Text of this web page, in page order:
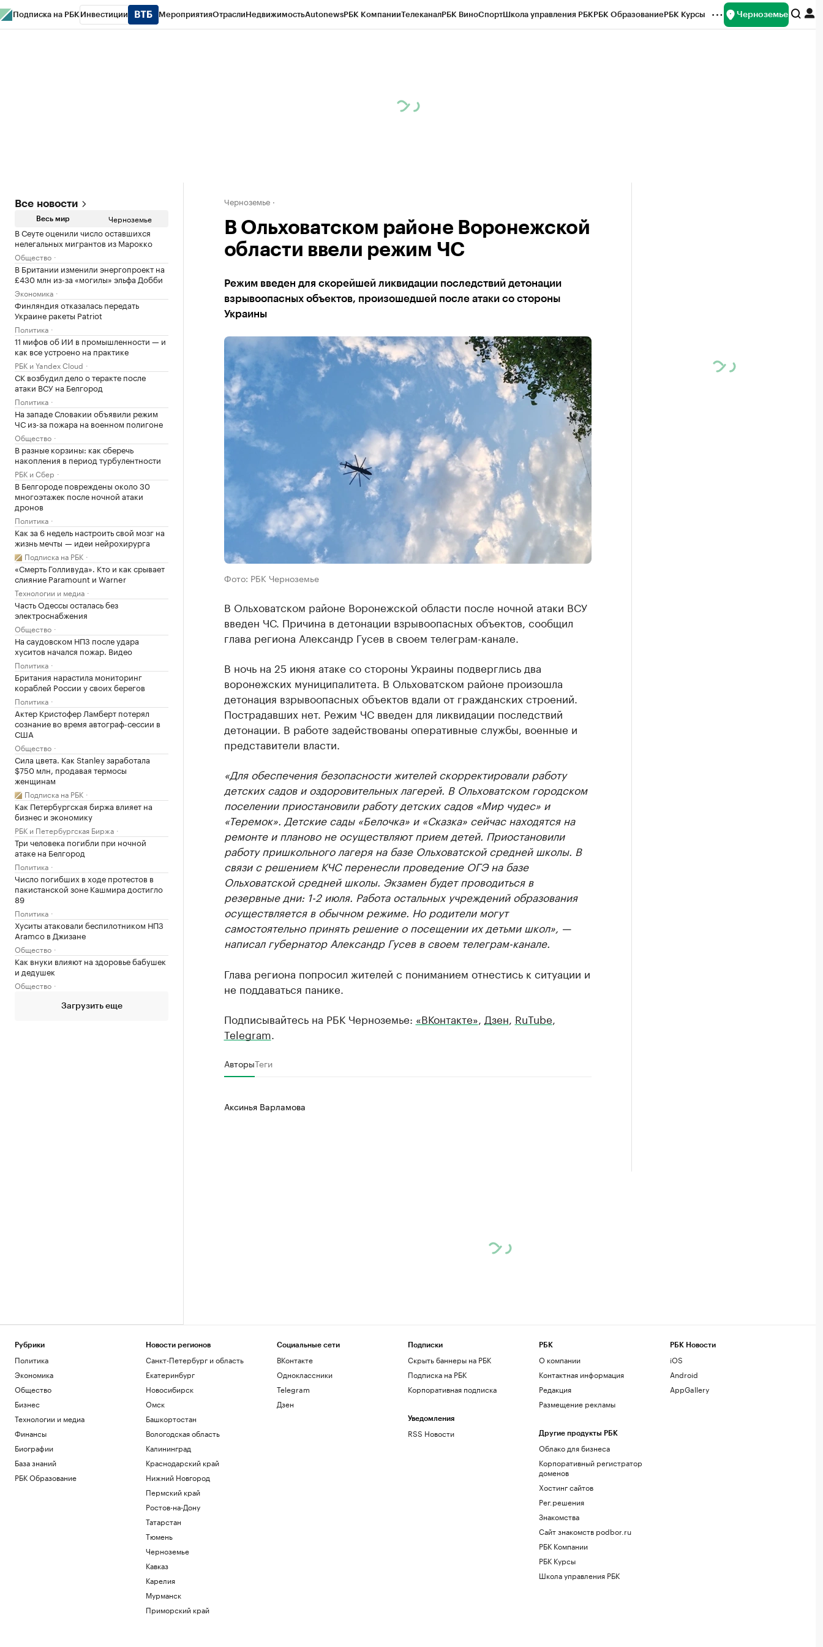
Подписка на РБК Инвестиции МероприятияОтраслиНедвижимостьAutonewsРБК КомпанииТелеканалРБК ВиноСпортШкола управления РБКРБК ОбразованиеРБК Курсы Черноземье
Все новости
Весь мир Черноземье
В Сеуте оценили число оставшихся
нелегальных мигрантов из Марокко
Общество
В Британии изменили энергопроект на
£430 млн из-за «могилы» эльфа Добби
Экономика
Финляндия отказалась передать
Украине ракеты Patriot
Политика
11 мифов об ИИ в промышленности — и
как все устроено на практике
РБК и Yandex Cloud
СК возбудил дело о теракте после
атаки ВСУ на Белгород
Политика
На западе Словакии объявили режим
ЧС из-за пожара на военном полигоне
Общество
В разные корзины: как сберечь
накопления в период турбулентности
РБК и Сбер
В Белгороде повреждены около 30
многоэтажек после ночной атаки
дронов
Политика
Как за 6 недель настроить свой мозг на
жизнь мечты — идеи нейрохирурга
Подписка на РБК
«Смерть Голливуда». Кто и как срывает
слияние Paramount и Warner
Технологии и медиа
Часть Одессы осталась без
электроснабжения
Общество
На саудовском НПЗ после удара
хуситов начался пожар. Видео
Политика
Британия нарастила мониторинг
кораблей России у своих берегов
Политика
Актер Кристофер Ламберт потерял
сознание во время автограф-сессии в
США
Общество
Сила цвета. Как Stanley заработала
$750 млн, продавая термосы
женщинам
Подписка на РБК
Как Петербургская биржа влияет на
бизнес и экономику
РБК и Петербургская Биржа
Три человека погибли при ночной
атаке на Белгород
Политика
Число погибших в ходе протестов в
пакистанской зоне Кашмира достигло
89
Политика
Хуситы атаковали беспилотником НПЗ
Aramco в Джизане
Общество
Как внуки влияют на здоровье бабушек
и дедушек
Общество
Загрузить еще
Черноземье
В Ольховатском районе Воронежской
области ввели режим ЧС
Режим введен для скорейшей ликвидации последствий детонации
взрывоопасных объектов, произошедшей после атаки со стороны
Украины
Фото: РБК Черноземье
В Ольховатском районе Воронежской области после ночной атаки ВСУ
введен ЧС. Причина в детонации взрывоопасных объектов, сообщил
глава региона Александр Гусев в своем телеграм-канале.
В ночь на 25 июня атаке со стороны Украины подверглись два
воронежских муниципалитета. В Ольховатском районе произошла
детонация взрывоопасных объектов вдали от гражданских строений.
Пострадавших нет. Режим ЧС введен для ликвидации последствий
детонации. В работе задействованы оперативные службы, военные и
представители власти.
«Для обеспечения безопасности жителей скорректировали работу
детских садов и оздоровительных лагерей. В Ольховатском городском
поселении приостановили работу детских садов «Мир чудес» и
«Теремок». Детские сады «Белочка» и «Сказка» сейчас находятся на
ремонте и планово не осуществляют прием детей. Приостановили
работу пришкольного лагеря на базе Ольховатской средней школы. В
связи с решением КЧС перенесли проведение ОГЭ на базе
Ольховатской средней школы. Экзамен будет проводиться в
резервные дни: 1-2 июля. Работа остальных учреждений образования
осуществляется в обычном режиме. Но родители могут
самостоятельно принять решение о посещении их детьми школ», —
написал губернатор Александр Гусев в своем телеграм-канале.
Глава региона попросил жителей с пониманием отнестись к ситуации и
не поддаваться панике.
Подписывайтесь на РБК Черноземье: «ВКонтакте» Дзен RuTube
Telegram
АвторыТеги
Аксинья Варламова
Рубрики
Политика
Экономика
Общество
Бизнес
Технологии и медиа
Финансы
Биографии
База знаний
РБК Образование
Новости регионов
Санкт-Петербург и область
Екатеринбург
Новосибирск
Омск
Башкортостан
Вологодская область
Калининград
Краснодарский край
Нижний Новгород
Пермский край
Ростов-на-Дону
Татарстан
Тюмень
Черноземье
Кавказ
Карелия
Мурманск
Приморский край
Социальные сети
ВКонтакте
Одноклассники
Telegram
Дзен
Подписки
Скрыть баннеры на РБК
Подписка на РБК
Корпоративная подписка
Уведомления
RSS Новости
РБК
О компании
Контактная информация
Редакция
Размещение рекламы
Другие продукты РБК
Облако для бизнеса
Корпоративный регистратор
доменов
Хостинг сайтов
Рег.решения
Знакомства
Сайт знакомств podbor.ru
РБК Компании
РБК Курсы
Школа управления РБК
РБК Новости
iOS
Android
AppGallery